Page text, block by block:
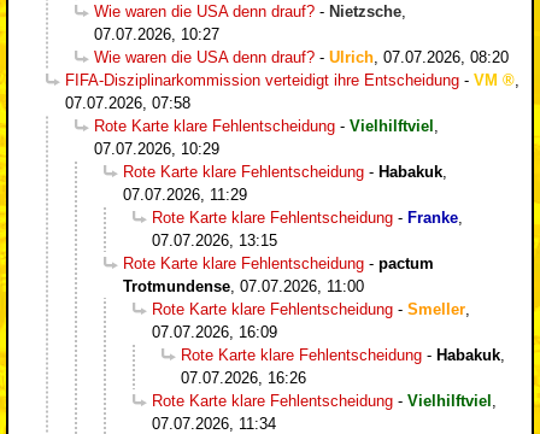
Wie waren die USA denn drauf? - Nietzsche
07.07.2026, 10:27
Wie waren die USA denn drauf? - Ulrich 07.07.2026, 08:20
FIFA-Disziplinarkommission verteidigt ihre Entscheidung - VM
07.07.2026, 07:58
Rote Karte klare Fehlentscheidung - Vielhilftviel
07.07.2026, 10:29
Rote Karte klare Fehlentscheidung - Habakuk
07.07.2026, 11:29
Rote Karte klare Fehlentscheidung - Franke
07.07.2026, 13:15
Rote Karte klare Fehlentscheidung - pactum
Trotmundense 07.07.2026, 11:00
Rote Karte klare Fehlentscheidung - Smeller
07.07.2026, 16:09
Rote Karte klare Fehlentscheidung - Habakuk
07.07.2026, 16:26
Rote Karte klare Fehlentscheidung - Vielhilftviel
07.07.2026, 11:34